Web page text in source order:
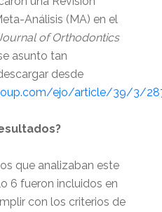
Análisis (MA) en el
of Orthodontics
asunto tan
desde
ejo/article/39/3/
que analizaban este
6 fueron incluidos en
con los criterios de